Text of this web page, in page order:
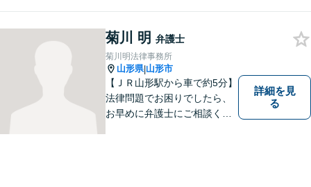
可】不安や問題について法的
リスクを説明し、見通しを立
て、より良い解決に導くお手
伝いをいたします。
菊川 明 弁護士
菊川明法律事務所
山形県|山形市
【ＪＲ山形駅から車で約5分】
法律問題でお困りでしたら、
お早めに弁護士にご相談くだ
詳細を見
る